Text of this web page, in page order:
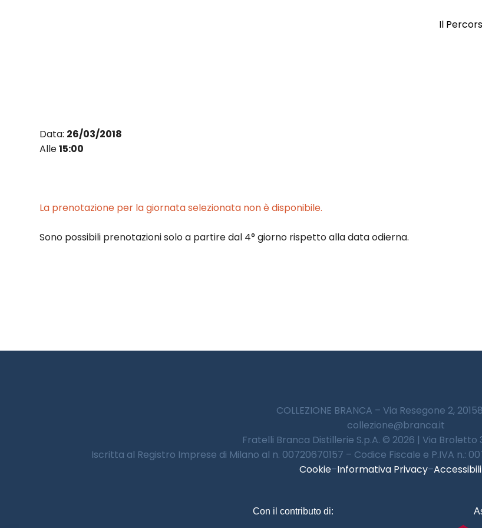
Il
Data: 26/03/2018
Alle15:00
La prenotazione per la giornata selezionata non è disponibile.
Sono possibili prenotazioni solo a partire dal 4° giorno rispetto alla data odierna.
COLLEZIONE BRANCA – Via Resegone 2,
collezione@branca.it
Fratelli Branca Distillerie S.p.A. © 2026 | Via Broletto
Iscritta al Registro Imprese di Milano al n. 00720670157 – Codice Fiscale e P.IVA n.:
Cookie–Informativa Privacy–
Con il contributo di: